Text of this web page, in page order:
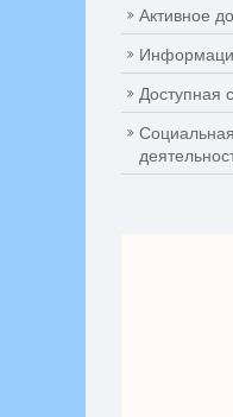
Активное
Доступная